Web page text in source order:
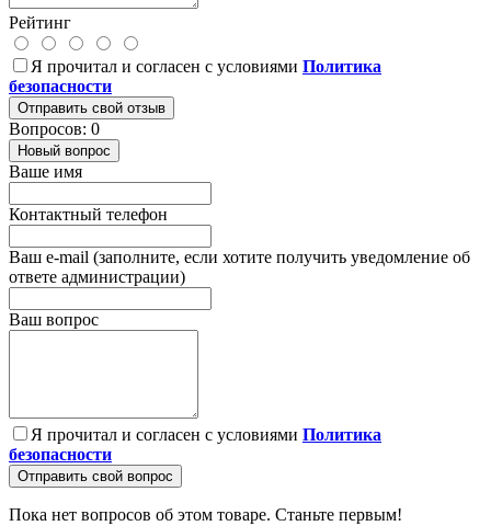
Рейтинг
Я прочитал и согласен с условиями Политика
безопасности
Отправить свой отзыв
Вопросов: 0
Новый вопрос
Ваше имя
Контактный телефон
Ваш e-mail (заполните, если хотите получить уведомление об
ответе администрации)
Ваш вопрос
Я прочитал и согласен с условиями Политика
безопасности
Отправить свой вопрос
Пока нет вопросов об этом товаре. Станьте первым!